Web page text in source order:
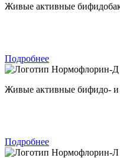
Живые активные
Подробнее
Нормофлорин-Д
Живые активные бифидо- и
Подробнее
Нормофлорин-Л